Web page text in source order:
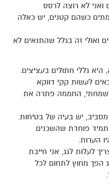
ואני לא רוצה לרסס
כשהם קטנים, יש כאלה
ואולי זה בגלל שהתנאים לא
גללי חתולים בעציצים.
לעשות קקי דווקא
החממה פתרה את
יש בעיה של בטיחות.
פוחדת שהשכנים
הערות.
לעלות לגג, אני חייבת
הפך מחוץ לתחום לכל